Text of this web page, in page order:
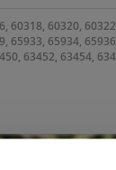
60318, 60320,
65933, 65934,
63452, 63454,